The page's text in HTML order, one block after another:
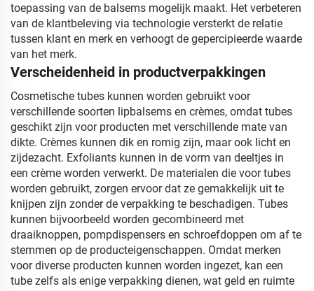
toepassing van de balsems mogelijk maakt. Het verbeteren
van de klantbeleving via technologie versterkt de relatie
tussen klant en merk en verhoogt de gepercipieerde waarde
van het merk.
Verscheidenheid in productverpakkingen
Cosmetische tubes kunnen worden gebruikt voor
verschillende soorten lipbalsems en crèmes, omdat tubes
geschikt zijn voor producten met verschillende mate van
dikte. Crèmes kunnen dik en romig zijn, maar ook licht en
zijdezacht. Exfoliants kunnen in de vorm van deeltjes in
een crème worden verwerkt. De materialen die voor tubes
worden gebruikt, zorgen ervoor dat ze gemakkelijk uit te
knijpen zijn zonder de verpakking te beschadigen. Tubes
kunnen bijvoorbeeld worden gecombineerd met
draaiknoppen, pompdispensers en schroefdoppen om af te
stemmen op de producteigenschappen. Omdat merken
voor diverse producten kunnen worden ingezet, kan een
tube zelfs als enige verpakking dienen, wat geld en ruimte